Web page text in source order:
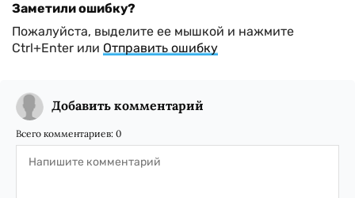
Заметили ошибку?
Пожалуйста, выделите ее мышкой и нажмите
Ctrl+Enter или Отправить ошибку
Добавить комментарий
Всего комментариев: 0